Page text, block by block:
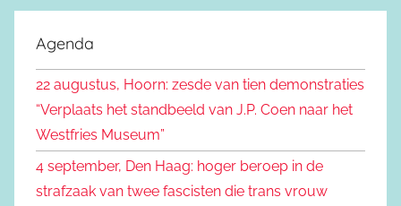
e
n
r
:
o
e
n
Agenda
22 augustus, Hoorn: zesde van tien demonstraties
“Verplaats het standbeeld van J.P. Coen naar het
Westfries Museum”
4 september, Den Haag: hoger beroep in de
strafzaak van twee fascisten die trans vrouw